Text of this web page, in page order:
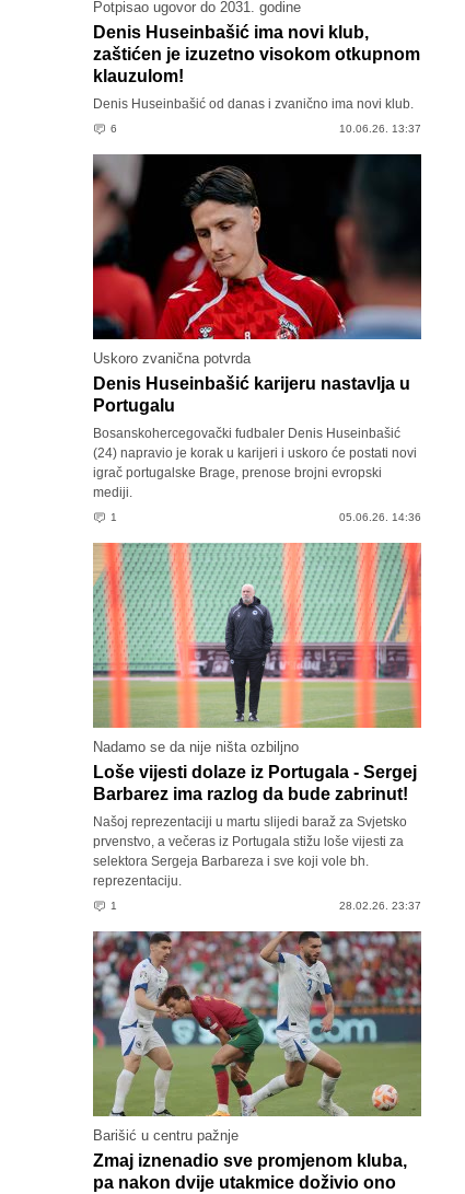
Potpisao ugovor do 2031. godine
Denis Huseinbašić ima novi klub,
zaštićen je izuzetno visokom otkupnom
klauzulom!
Denis Huseinbašić od danas i zvanično ima novi klub.
6 10.06.26. 13:37
Uskoro zvanična potvrda
Denis Huseinbašić karijeru nastavlja u
Portugalu
Bosanskohercegovački fudbaler Denis Huseinbašić
(24) napravio je korak u karijeri i uskoro će postati novi
igrač portugalske Brage, prenose brojni evropski
mediji.
1 05.06.26. 14:36
Nadamo se da nije ništa ozbiljno
Loše vijesti dolaze iz Portugala - Sergej
Barbarez ima razlog da bude zabrinut!
Našoj reprezentaciji u martu slijedi baraž za Svjetsko
prvenstvo, a večeras iz Portugala stižu loše vijesti za
selektora Sergeja Barbareza i sve koji vole bh.
reprezentaciju.
1 28.02.26. 23:37
Barišić u centru pažnje
Zmaj iznenadio sve promjenom kluba,
pa nakon dvije utakmice doživio ono